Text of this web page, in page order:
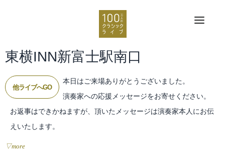
東横INN新富士駅南口
他ライブへGO
本日はご来場ありがとうございました。
演奏家への応援メッセージをお寄せください。
お返事はできかねますが、頂いたメッセージは演奏家本人にお伝
えいたします。
▽more